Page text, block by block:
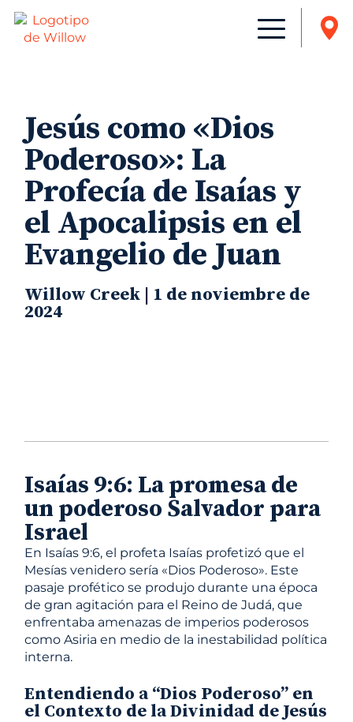
Jesús como «Dios
Poderoso»: La
Profecía de Isaías y
el Apocalipsis en el
Evangelio de Juan
Willow Creek | 1 de noviembre de
2024
Isaías 9:6: La promesa de
un poderoso Salvador para
Israel
En Isaías 9:6, el profeta Isaías profetizó que el
Mesías venidero sería «Dios Poderoso». Este
pasaje profético se produjo durante una época
de gran agitación para el Reino de Judá, que
enfrentaba amenazas de imperios poderosos
como Asiria en medio de la inestabilidad política
interna.
Entendiendo a “Dios Poderoso” en
el Contexto de la Divinidad de Jesús